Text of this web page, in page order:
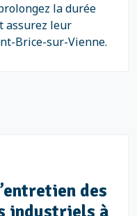
la durée
assurez leur
Brice-sur-Vienne.
des
industriels à